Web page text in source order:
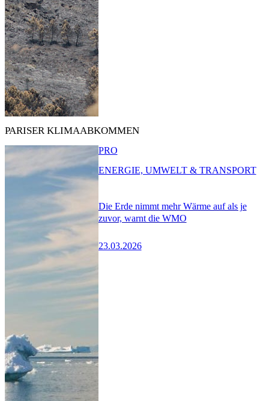
PARISER KLIMAABKOMMEN
Die Erde nimmt mehr Wärme auf als je
zuvor, warnt die WMO
23.03.2026
PRO
ENERGIE, UMWELT & TRANSPORT